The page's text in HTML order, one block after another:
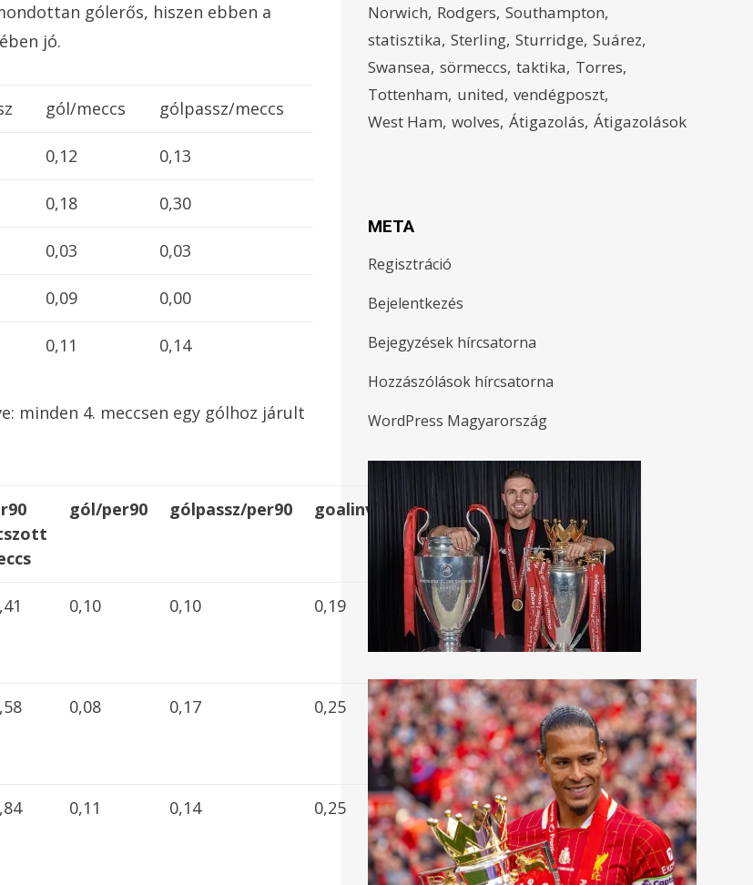
gólerős, hiszen ebben a
jó.
gól/meccs gólpassz/meccs
0,12 0,13
0,18 0,30
0,03 0,03
0,09 0,00
0,11 0,14
minden 4. meccsen egy gólhoz járult
gól/per90 gólpassz/per90 goalinvolvament/per90
0,10 0,10 0,19 Bayern
0,08 0,17 0,25 Ajax
0,11 0,14 0,25 Ajax
Norwich Rodgers Southampton
statisztika Sterling Sturridge Suárez
Swansea sörmeccs taktika Torres
Tottenham united vendégposzt
West Ham wolves Átigazolás Átigazolások
META
Regisztráció
Bejelentkezés
Bejegyzések hírcsatorna
Hozzászólások hírcsatorna
WordPress Magyarország